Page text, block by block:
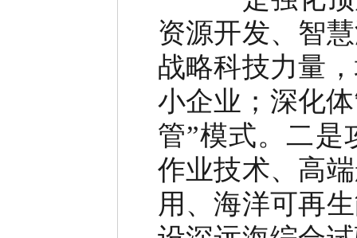
资源开发、智
战略科技力量
小企业；深化
管”模式。二是
作业技术、高
用、海洋可再